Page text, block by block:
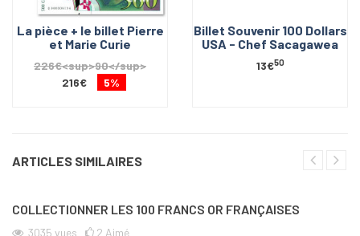
La pièce + le billet Pierre
et Marie Curie
226€<sup>90</sup>
216€
5%
Billet Souvenir 100 Dollars
USA - Chef Sacagawea
13€50
ARTICLES SIMILAIRES
COLLECTIONNER LES 100 FRANCS OR FRANÇAISES
3035 vues 2 Aimé